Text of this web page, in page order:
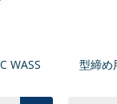
WASS 型締め